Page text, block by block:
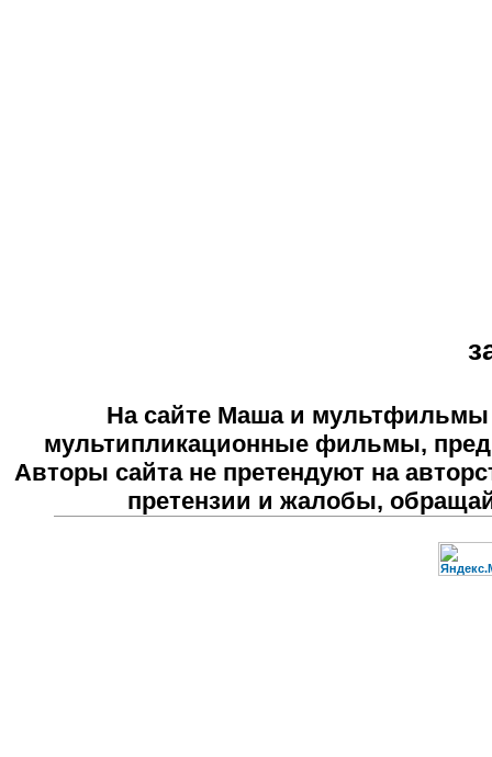
На сайте Маша и мультфильмы
мультипликационные фильмы,
Авторы сайта не претендуют на
претензии и жалобы,